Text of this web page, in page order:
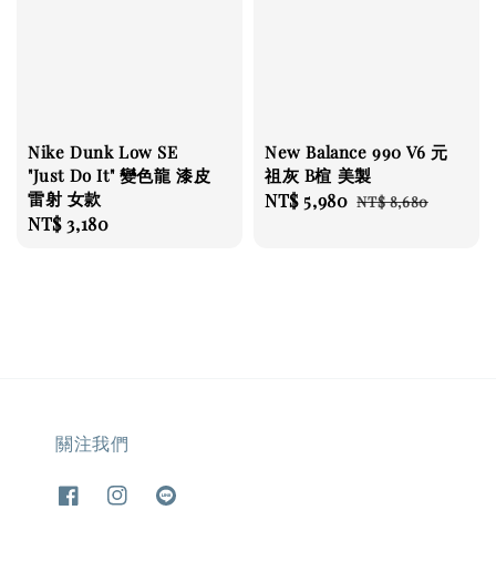
Nike Dunk Low SE
"Just Do It" 變色龍 漆皮
雷射 女款
Regular
NT$ 3,180
New Balance 990 V6 元
祖灰 B楦 美製
Sale
NT$ 5,980 Regular
NT$ 8,680
關注我們